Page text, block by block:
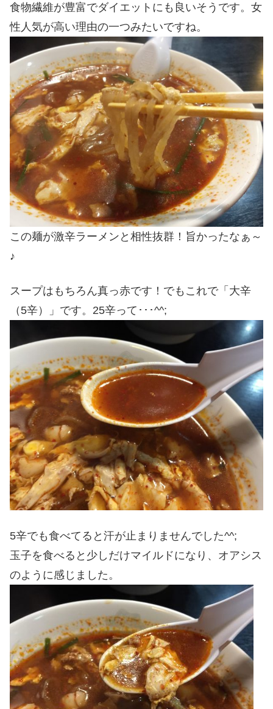
食物繊維が豊富でダイエットにも良いそうです。女
性人気が高い理由の一つみたいですね。
この麺が激辛ラーメンと相性抜群！旨かったなぁ～
♪
スープはもちろん真っ赤です！でもこれで「大辛
（5辛）」です。25辛って･･･^^;
5辛でも食べてると汗が止まりませんでした^^;
玉子を食べると少しだけマイルドになり、オアシス
のように感じました。